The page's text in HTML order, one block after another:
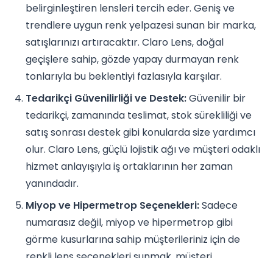
belirginleştiren lensleri tercih eder. Geniş ve
trendlere uygun renk yelpazesi sunan bir marka,
satışlarınızı artıracaktır. Claro Lens, doğal
geçişlere sahip, gözde yapay durmayan renk
tonlarıyla bu beklentiyi fazlasıyla karşılar.
Tedarikçi Güvenilirliği ve Destek:Güvenilir bir
tedarikçi, zamanında teslimat, stok sürekliliği ve
satış sonrası destek gibi konularda size yardımcı
olur. Claro Lens, güçlü lojistik ağı ve müşteri odaklı
hizmet anlayışıyla iş ortaklarının her zaman
yanındadır.
Miyop ve Hipermetrop Seçenekleri:Sadece
numarasız değil, miyop ve hipermetrop gibi
görme kusurlarına sahip müşterileriniz için de